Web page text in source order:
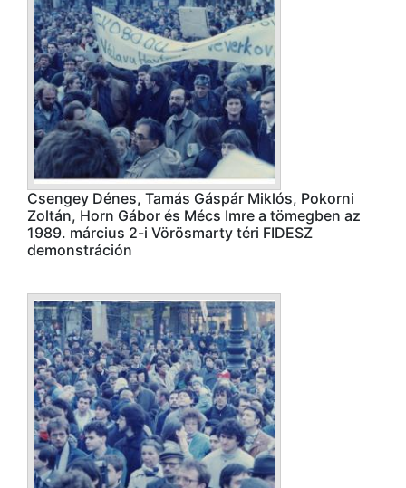
Csengey Dénes, Tamás Gáspár Miklós, Pokorni
Zoltán, Horn Gábor és Mécs Imre a tömegben az
1989. március 2-i Vörösmarty téri FIDESZ
demonstráción